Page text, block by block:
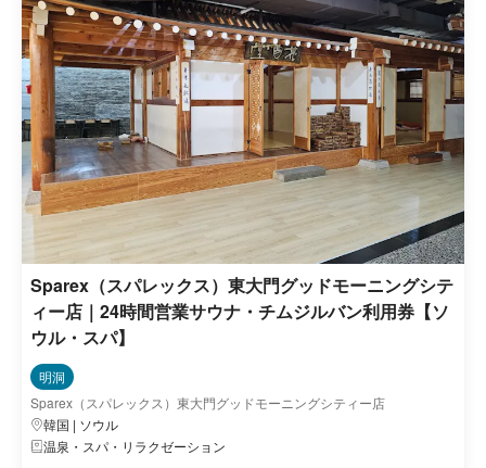
Sparex（スパレックス）東大門グッドモーニングシテ
ィー店｜24時間営業サウナ・チムジルバン利用券【ソ
ウル・スパ】
明洞
Sparex（スパレックス）東大門グッドモーニングシティー店
韓国 | ソウル
温泉・スパ・リラクゼーション